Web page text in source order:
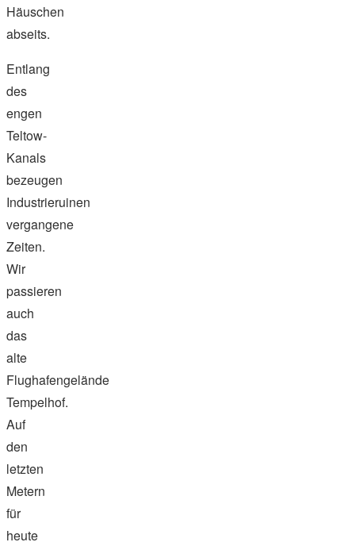
Häuschen
abseits.
Entlang
des
engen
Teltow-
Kanals
bezeugen
Industrieruinen
vergangene
Zeiten.
Wir
passieren
auch
das
alte
Flughafengelände
Tempelhof.
Auf
den
letzten
Metern
für
heute